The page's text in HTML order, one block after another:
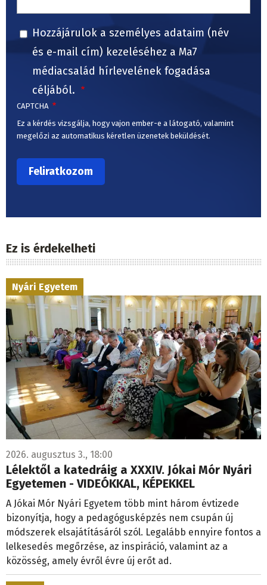
Hozzájárulok a személyes adataim (név
és e-mail cím) kezeléséhez a Ma7
médiacsalád hírlevelének fogadása
céljából.
CAPTCHA
Ez a kérdés vizsgálja, hogy vajon ember-e a látogató, valamint
megelőzi az automatikus kéretlen üzenetek beküldését.
Ez is érdekelheti
Nyári Egyetem
2026. augusztus 3., 18:00
Lélektől a katedráig a XXXIV. Jókai Mór Nyári
Egyetemen - VIDEÓKKAL, KÉPEKKEL
A Jókai Mór Nyári Egyetem több mint három évtizede
bizonyítja, hogy a pedagógusképzés nem csupán új
módszerek elsajátításáról szól. Legalább ennyire fontos a
lelkesedés megőrzése, az inspiráció, valamint az a
közösség, amely évről évre új erőt ad.